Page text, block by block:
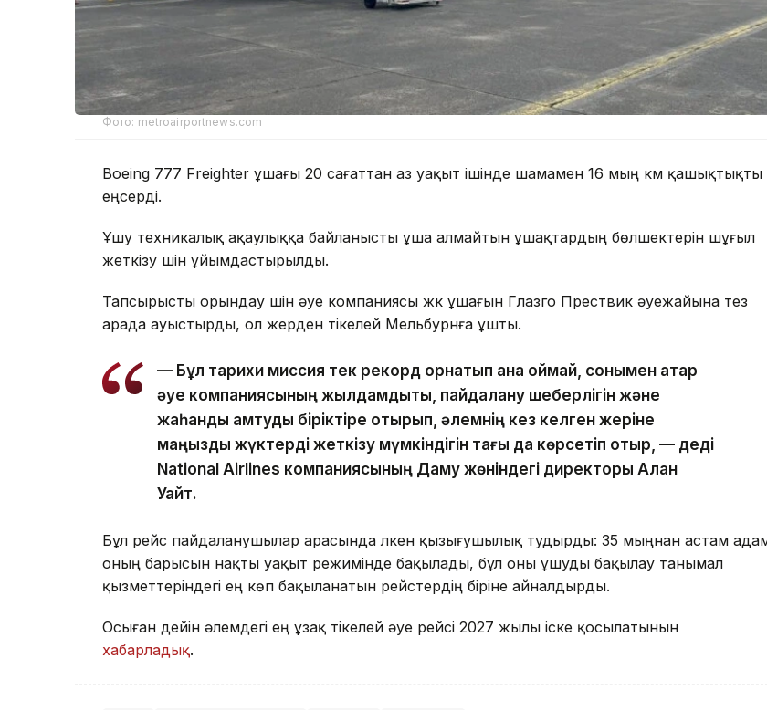
Фото: metroairportnews.com
Boeing 777 Freighter ұшағы 20 сағаттан аз уақыт ішінде шамамен 16 мың км қашықтықты
еңсерді.
Ұшу техникалық ақаулыққа байланысты ұша алмайтын ұшақтардың бөлшектерін шұғыл
жеткізу үшін ұйымдастырылды.
Тапсырысты орындау үшін әуе компаниясы жүк ұшағын Глазго Прествик әуежайына тез
арада ауыстырды, ол жерден тікелей Мельбурнға ұшты.
— Бұл тарихи миссия тек рекорд орнатып қана қоймай, сонымен қатар
әуе компаниясының жылдамдықты, пайдалану шеберлігін және
жаһандық қамтуды біріктіре отырып, әлемнің кез келген жеріне
маңызды жүктерді жеткізу мүмкіндігін тағы да көрсетіп отыр, — деді
National Airlines компаниясының Даму жөніндегі директоры Алан
Уайт.
Бұл рейс пайдаланушылар арасында үлкен қызығушылық тудырды: 35 мыңнан астам
оның барысын нақты уақыт режимінде бақылады, бұл оны ұшуды бақылау танымал
қызметтеріндегі ең көп бақыланатын рейстердің біріне айналдырды.
Осыған дейін әлемдегі ең ұзақ тікелей әуе рейсі 2027 жылы іске қосылатынын
хабарладық.